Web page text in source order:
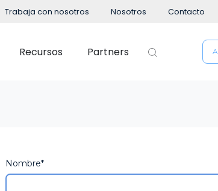
Trabaja con nosotros Nosotros Contacto
Recursos
Guías y Ebooks
Partners
Nombre*